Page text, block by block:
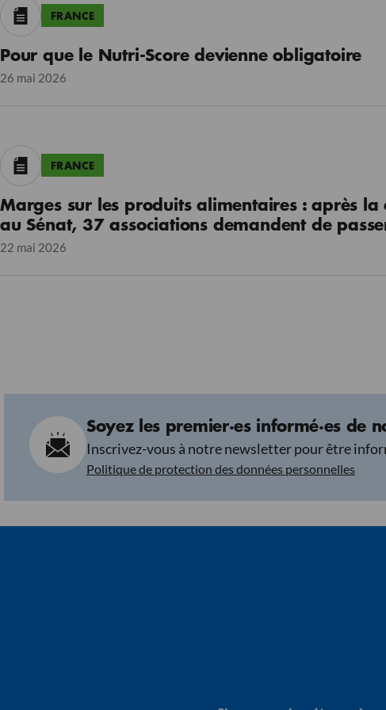
FRANCE
Pour que le Nutri-Score devienne obligatoire
26 mai 2026
FRANCE
Marges sur les produits alimentaires : après la
au Sénat, 37 associations demandent de
22 mai 2026
Soyez les premier·es informé·es de
Inscrivez-vous à notre newsletter pour être
Politique de protection des données personnelles